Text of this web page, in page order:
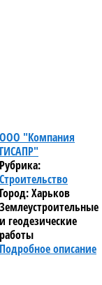
ООО "Компания
ГИСАПР"
Рубрика:
Строительство
Город: Харьков
Землеустроительные
и геодезические
работы
Подробное описание